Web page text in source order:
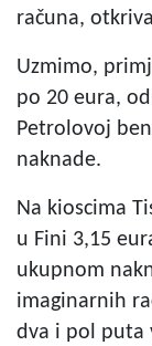
računa,
Uzmimo,
po 20 eura,
Petrolovoj
naknade.
Na kioscima
u Fini 3,15
ukupnom
imaginarnih
dva i pol puta